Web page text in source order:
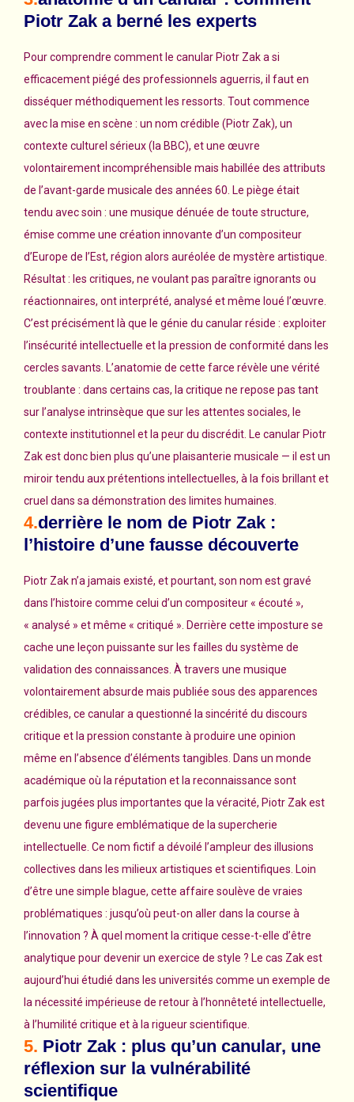
Piotr Zak a berné les experts
Pour comprendre comment le canular Piotr Zak a si
efficacement piégé des professionnels aguerris, il faut en
disséquer méthodiquement les ressorts. Tout commence
avec la mise en scène : un nom crédible (Piotr Zak), un
contexte culturel sérieux (la BBC), et une œuvre
volontairement incompréhensible mais habillée des attributs
de l’avant-garde musicale des années 60. Le piège était
tendu avec soin : une musique dénuée de toute structure,
émise comme une création innovante d’un compositeur
d’Europe de l’Est, région alors auréolée de mystère artistique.
Résultat : les critiques, ne voulant pas paraître ignorants ou
réactionnaires, ont interprété, analysé et même loué l’œuvre.
C’est précisément là que le génie du canular réside : exploiter
l’insécurité intellectuelle et la pression de conformité dans les
cercles savants. L’anatomie de cette farce révèle une vérité
troublante : dans certains cas, la critique ne repose pas tant
sur l’analyse intrinsèque que sur les attentes sociales, le
contexte institutionnel et la peur du discrédit. Le canular Piotr
Zak est donc bien plus qu’une plaisanterie musicale — il est un
miroir tendu aux prétentions intellectuelles, à la fois brillant et
cruel dans sa démonstration des limites humaines.
4.derrière le nom de Piotr Zak :
l’histoire d’une fausse découverte
Piotr Zak n’a jamais existé, et pourtant, son nom est gravé
dans l’histoire comme celui d’un compositeur « écouté »,
« analysé » et même « critiqué ». Derrière cette imposture se
cache une leçon puissante sur les failles du système de
validation des connaissances. À travers une musique
volontairement absurde mais publiée sous des apparences
crédibles, ce canular a questionné la sincérité du discours
critique et la pression constante à produire une opinion
même en l’absence d’éléments tangibles. Dans un monde
académique où la réputation et la reconnaissance sont
parfois jugées plus importantes que la véracité, Piotr Zak est
devenu une figure emblématique de la supercherie
intellectuelle. Ce nom fictif a dévoilé l’ampleur des illusions
collectives dans les milieux artistiques et scientifiques. Loin
d’être une simple blague, cette affaire soulève de vraies
problématiques : jusqu’où peut-on aller dans la course à
l’innovation ? À quel moment la critique cesse-t-elle d’être
analytique pour devenir un exercice de style ? Le cas Zak est
aujourd’hui étudié dans les universités comme un exemple de
la nécessité impérieuse de retour à l’honnêteté intellectuelle,
à l’humilité critique et à la rigueur scientifique.
5. Piotr Zak : plus qu’un canular, une
réflexion sur la vulnérabilité
scientifique